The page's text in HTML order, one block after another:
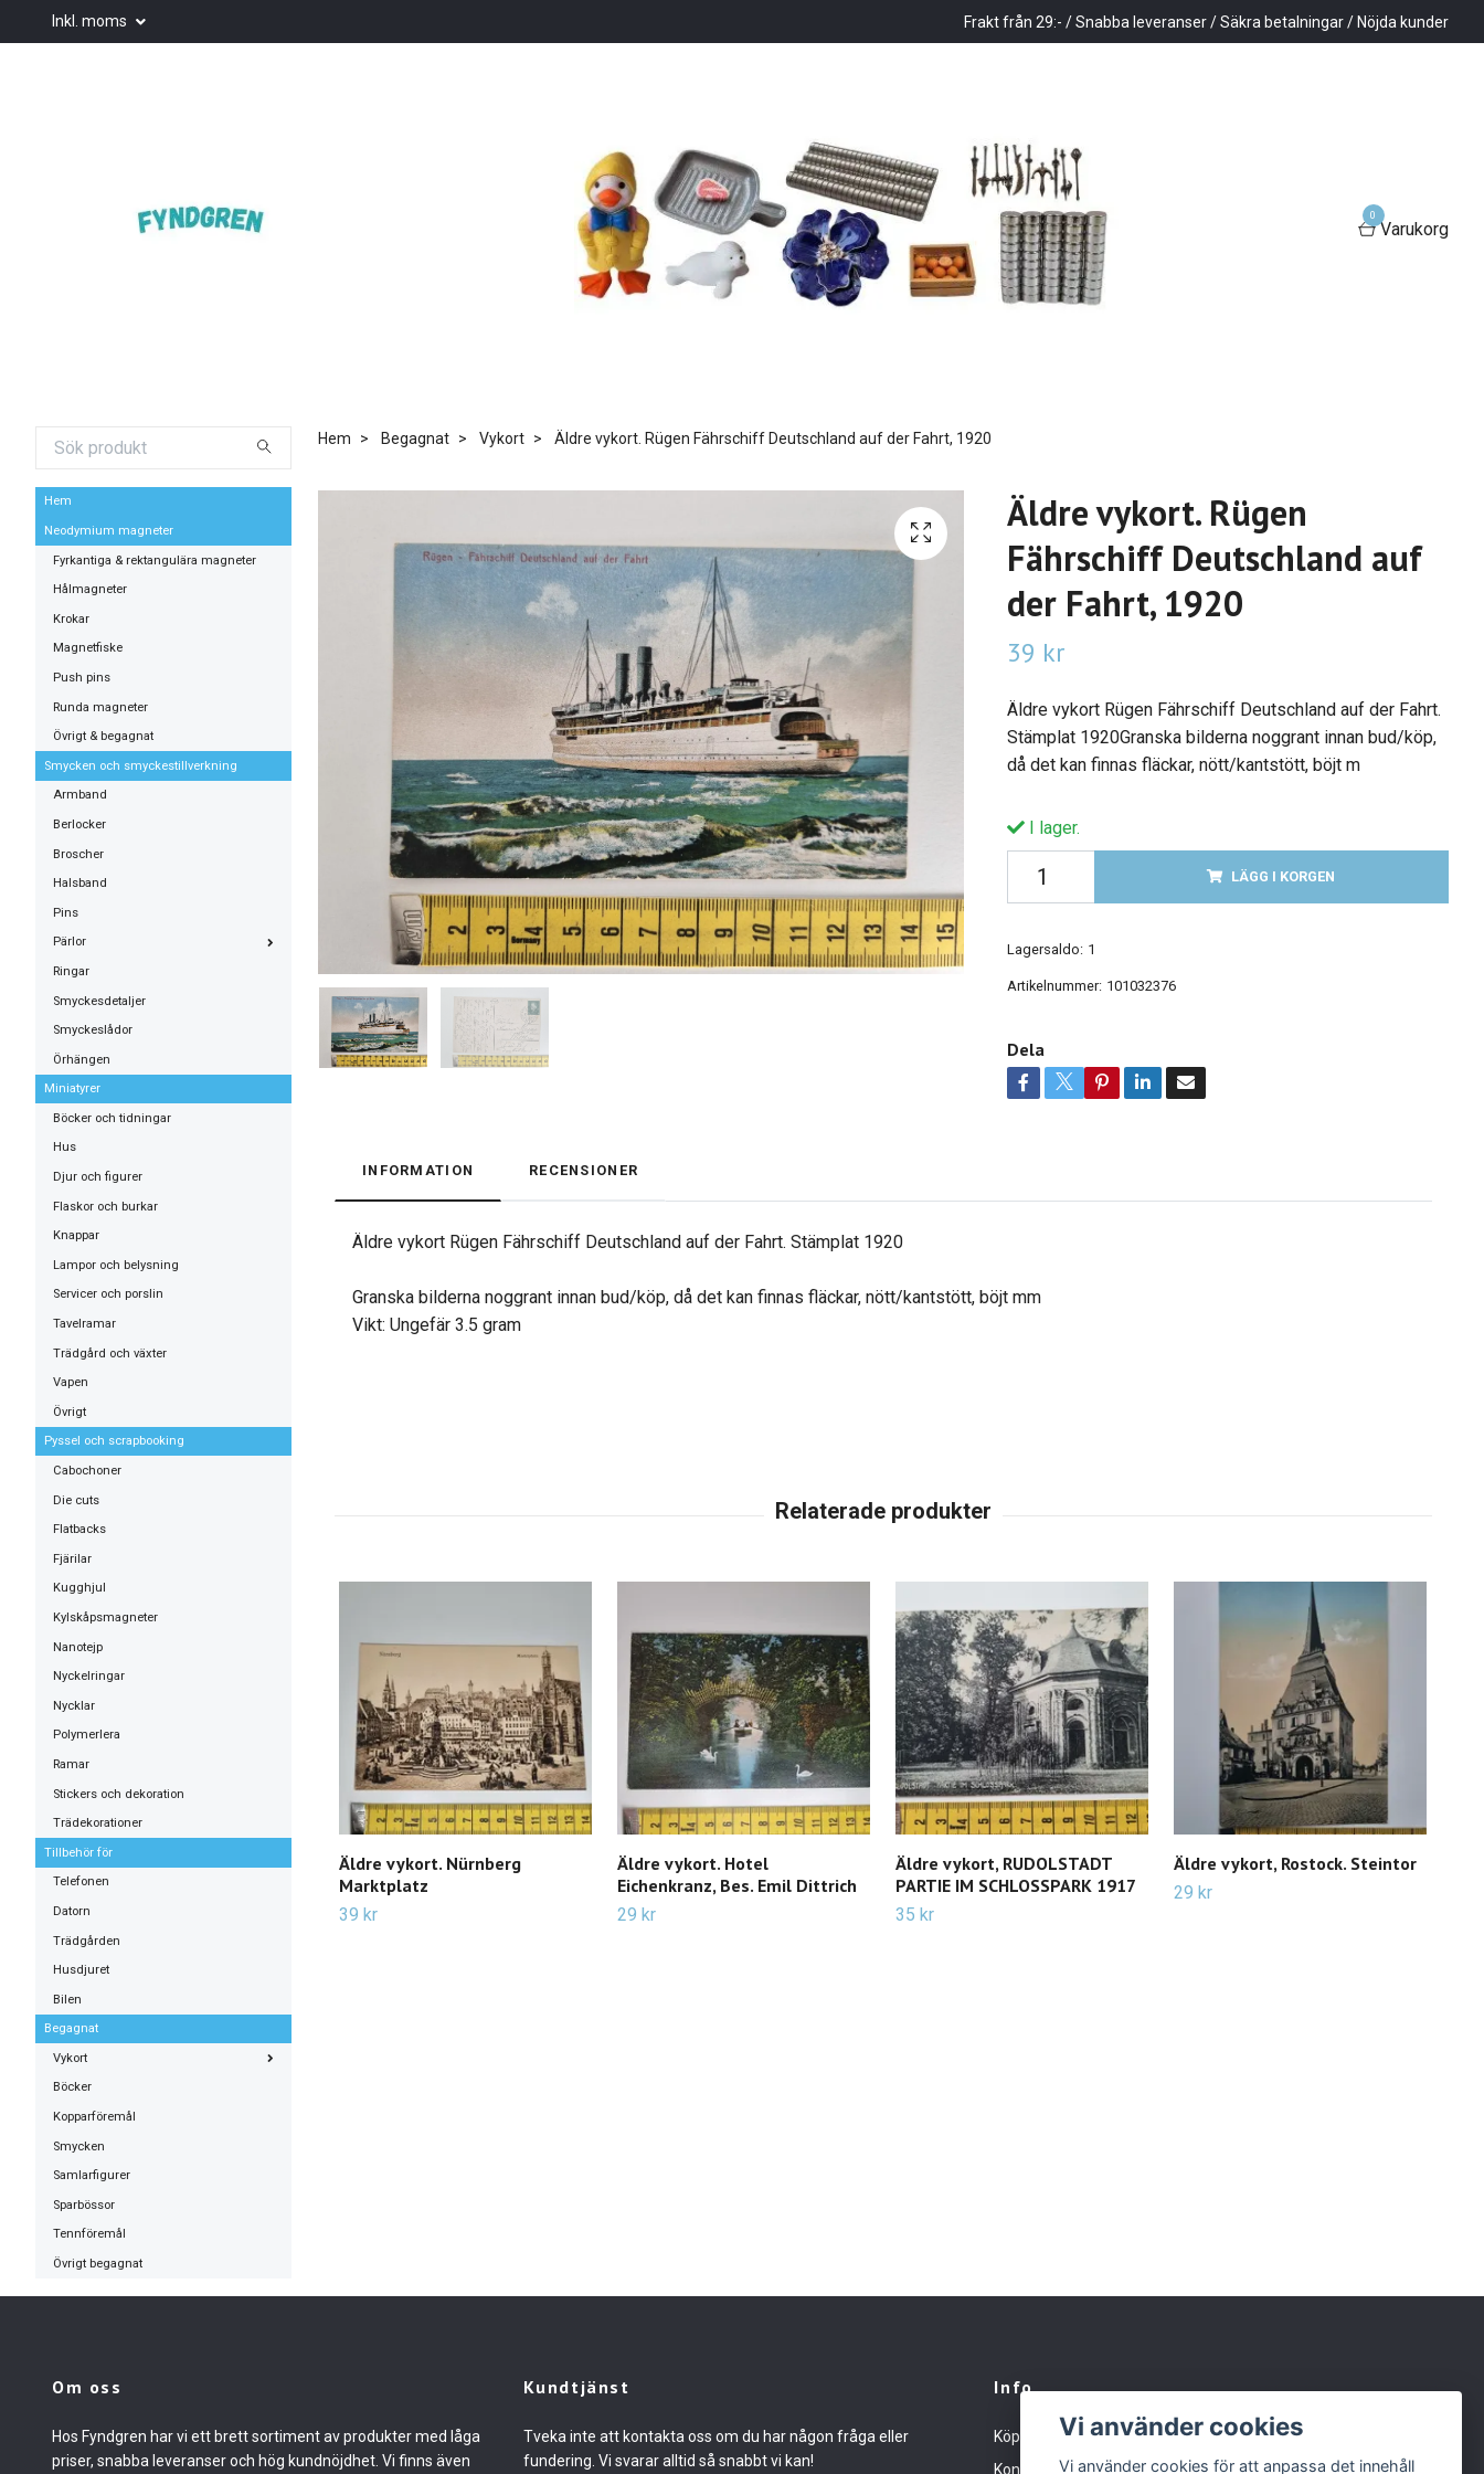
Inkl. moms Frakt från 29:- / Snabba leveranser / Säkra betalningar / Nöjda kunder
0
Varukorg
Hem
Neodymium magneter
Fyrkantiga & rektangulära magneter
Hålmagneter
Krokar
Magnetfiske
Push pins
Runda magneter
Övrigt & begagnat
Smycken och smyckestillverkning
Armband
Berlocker
Broscher
Halsband
Pins
Pärlor
Ringar
Smyckesdetaljer
Smyckeslådor
Örhängen
Miniatyrer
Böcker och tidningar
Hus
Djur och figurer
Flaskor och burkar
Knappar
Lampor och belysning
Servicer och porslin
Tavelramar
Trädgård och växter
Vapen
Övrigt
Pyssel och scrapbooking
Cabochoner
Die cuts
Flatbacks
Fjärilar
Kugghjul
Kylskåpsmagneter
Nanotejp
Nyckelringar
Nycklar
Polymerlera
Ramar
Stickers och dekoration
Trädekorationer
Tillbehör för
Telefonen
Datorn
Trädgården
Husdjuret
Bilen
Begagnat
Vykort
Böcker
Kopparföremål
Smycken
Samlarfigurer
Sparbössor
Tennföremål
Övrigt begagnat
Hem Begagnat Vykort Äldre vykort. Rügen Fährschiff Deutschland auf der Fahrt, 1920
Äldre vykort. Rügen
Fährschiff Deutschland auf
der Fahrt, 1920
39 kr
Äldre vykort Rügen Fährschiff Deutschland auf der Fahrt.
Stämplat 1920Granska bilderna noggrant innan bud/köp,
då det kan finnas fläckar, nött/kantstött, böjt m
I lager.
LÄGG I KORGEN
Lagersaldo: 1
Artikelnummer: 101032376
Dela
INFORMATION RECENSIONER
Äldre vykort Rügen Fährschiff Deutschland auf der Fahrt. Stämplat 1920
Granska bilderna noggrant innan bud/köp, då det kan finnas fläckar, nött/kantstött, böjt mm
Vikt: Ungefär 3.5 gram
Äldre vykort. Nürnberg
Marktplatz
39 kr
Äldre vykort. Hotel
Eichenkranz, Bes. Emil Dittrich
29 kr
Äldre vykort, RUDOLSTADT
PARTIE IM SCHLOSSPARK 1917
35 kr
Äldre vykort, Rostock. Steintor
29 kr
Om oss
Hos Fyndgren har vi ett brett sortiment av produkter med låga
priser, snabba leveranser och hög kundnöjdhet. Vi finns även
Kundtjänst
Tveka inte att kontakta oss om du har någon fråga eller
fundering. Vi svarar alltid så snabbt vi kan!
Info
Köpvillkor
Kontakt
Vi använder cookies
Vi använder cookies för att anpassa det innehåll